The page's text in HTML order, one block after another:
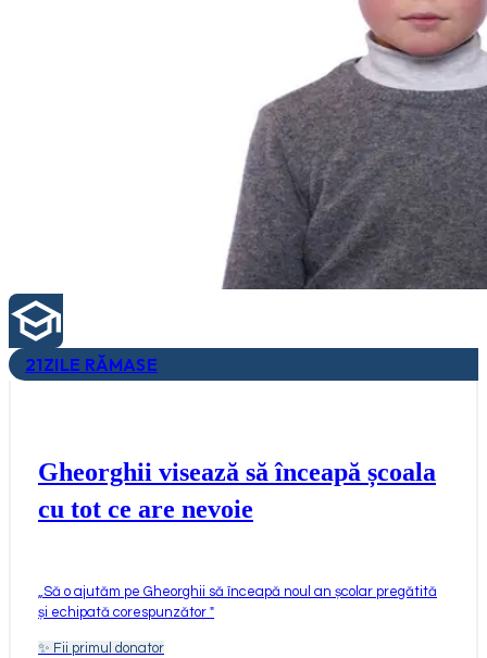
21ZILE RĂMASE
Gheorghii visează să înceapă școala
cu tot ce are nevoie
Să o ajutăm pe Gheorghii să înceapă noul an școlar pregătită
și echipată corespunzător "
✨ Fii primul donator